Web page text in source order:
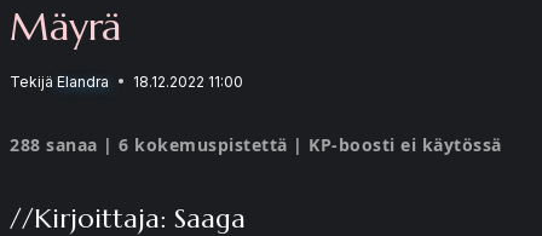
Mäyrä
Tekijä Elandra 18.12.2022 11:00
288 sanaa | 6 kokemuspistettä | KP-boosti ei käytössä
//Kirjoittaja: Saaga